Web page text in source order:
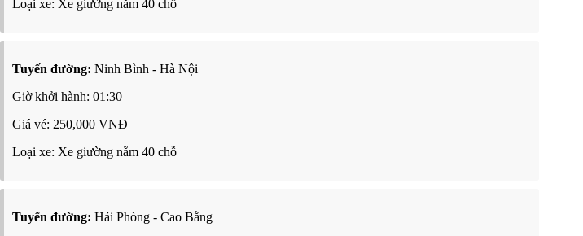
Loại xe: Xe giường nằm 40 chỗ
Tuyến đường: Ninh Bình - Hà Nội
Giờ khởi hành: 01:30
Giá vé: 250,000 VNĐ
Loại xe: Xe giường nằm 40 chỗ
Tuyến đường: Hải Phòng - Cao Bằng